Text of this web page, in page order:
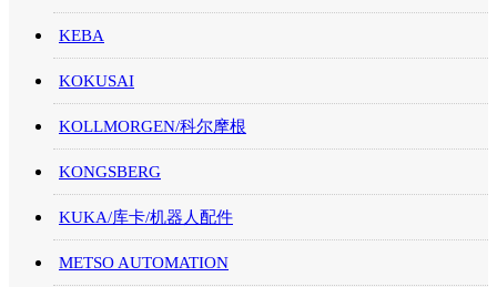
KEBA
KOKUSAI
KOLLMORGEN/科尔摩根
KONGSBERG
KUKA/库卡/机器人配件
METSO AUTOMATION